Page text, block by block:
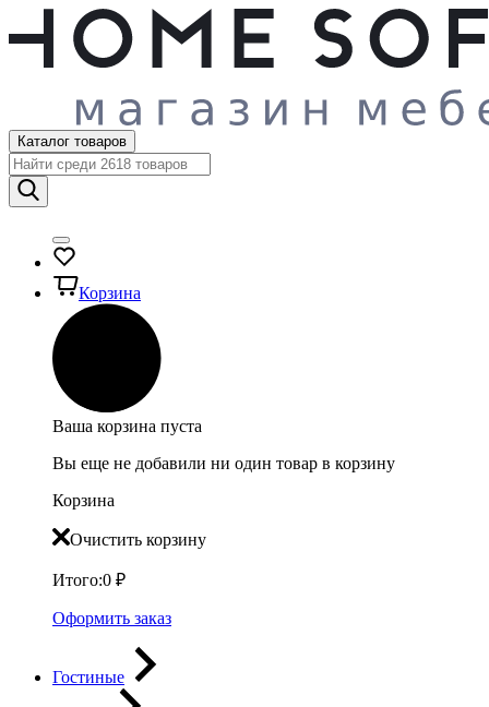
Каталог товаров
Корзина
Ваша корзина пуста
Вы еще не добавили ни один товар в корзину
Корзина
Очистить корзину
Итого:0 ₽
Оформить заказ
Гостиные